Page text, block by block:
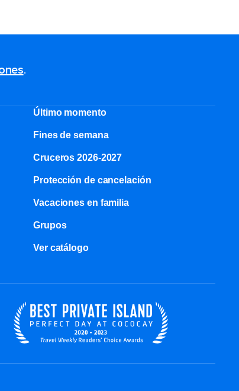
.
Último momento
Fines de semana
Cruceros 2026-2027
Protección de cancelación
Vacaciones en familia
Grupos
Ver catálogo